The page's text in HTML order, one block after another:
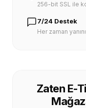
256-bit SSL ile
7/24 Destek
Her zaman
Zaten E-